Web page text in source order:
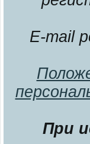
E-mail
При